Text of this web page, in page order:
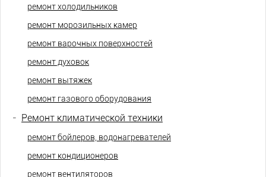
ремонт холодильников
ремонт морозильных камер
ремонт варочных поверхностей
ремонт духовок
ремонт вытяжек
ремонт газового оборудования
- Ремонт климатической техники
ремонт бойлеров, водонагревателей
ремонт кондиционеров
ремонт вентиляторов